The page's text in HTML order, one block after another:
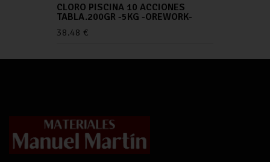
CLORO PISCINA 10 ACCIONES
TABLA.200GR -5KG -OREWORK-
38.48 €